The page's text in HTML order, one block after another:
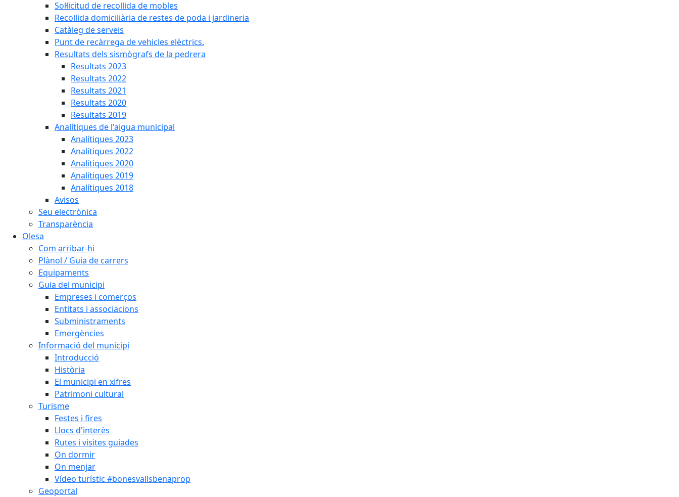
Sol·licitud de recollida de mobles
Recollida domiciliària de restes de poda i jardineria
Catàleg de serveis
Punt de recàrrega de vehicles elèctrics.
Resultats dels sismògrafs de la pedrera
Resultats 2023
Resultats 2022
Resultats 2021
Resultats 2020
Resultats 2019
Analítiques de l'aigua municipal
Analítiques 2023
Analítiques 2022
Analítiques 2020
Analítiques 2019
Analítiques 2018
Avisos
Seu electrònica
Transparència
Olesa
Com arribar-hi
Plànol / Guia de carrers
Equipaments
Guia del municipi
Empreses i comerços
Entitats i associacions
Subministraments
Emergències
Informació del municipi
Introducció
Història
El municipi en xifres
Patrimoni cultural
Turisme
Festes i fires
Llocs d'interès
Rutes i visites guiades
On dormir
On menjar
Vídeo turístic #bonesvallsbenaprop
Geoportal